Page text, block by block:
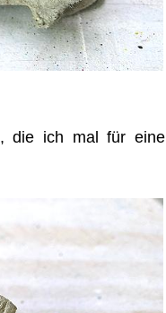
, die ich mal für eine